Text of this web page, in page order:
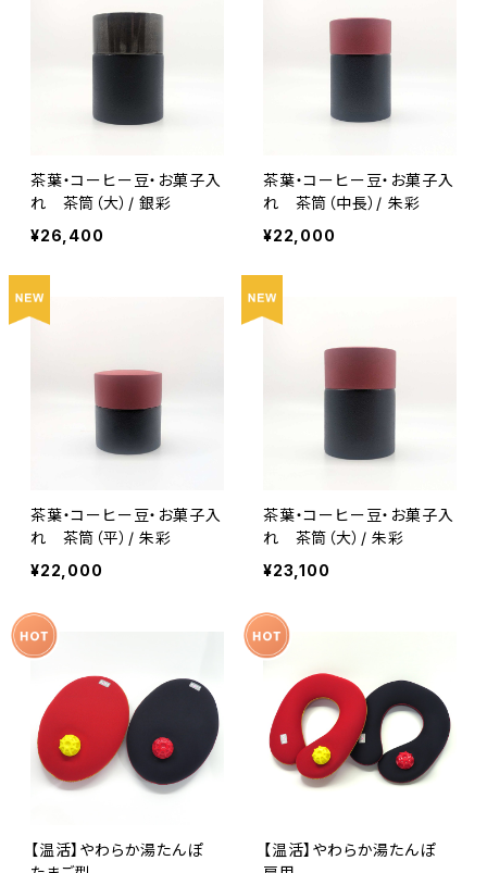
茶葉・コーヒー豆・お菓子入
れ 茶筒（大）/ 銀彩
¥26,400
茶葉・コーヒー豆・お菓子入
れ 茶筒（中長）/ 朱彩
¥22,000
茶葉・コーヒー豆・お菓子入
れ 茶筒（平）/ 朱彩
¥22,000
茶葉・コーヒー豆・お菓子入
れ 茶筒（大）/ 朱彩
¥23,100
【温活】やわらか湯たんぽ
【温活】やわらか湯たんぽ